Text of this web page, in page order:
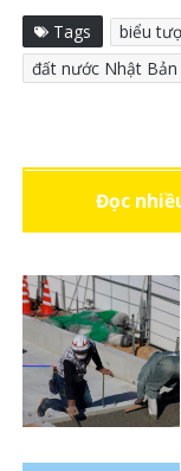
Tags biểu
đất nước Nhật Bản
Đọc